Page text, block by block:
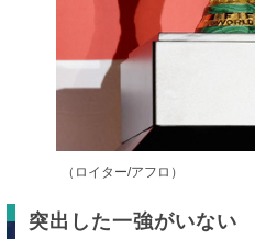
（ロイター/アフロ）
突出した一強がいない